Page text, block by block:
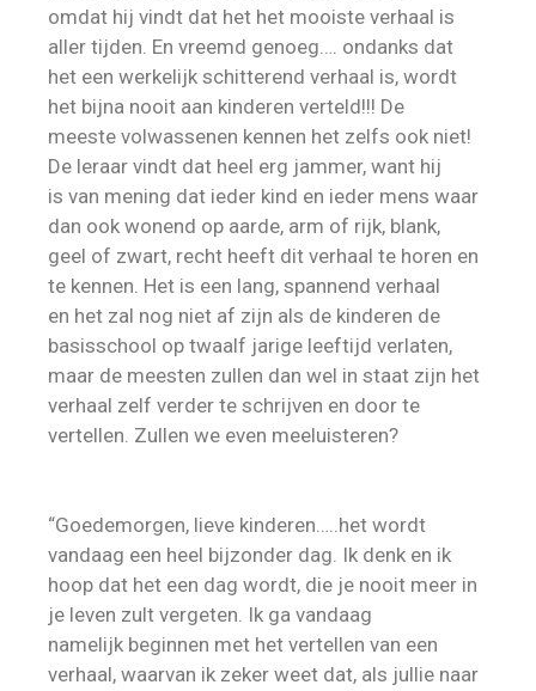
omdat hij vindt dat het het mooiste verhaal is
aller tijden. En vreemd genoeg…. ondanks dat
het een werkelijk schitterend verhaal is, wordt
het bijna nooit aan kinderen verteld!!! De
meeste volwassenen kennen het zelfs ook niet!
De leraar vindt dat heel erg jammer, want hij
is van mening dat ieder kind en ieder mens waar
dan ook wonend op aarde, arm of rijk, blank,
geel of zwart, recht heeft dit verhaal te horen en
te kennen. Het is een lang, spannend verhaal
en het zal nog niet af zijn als de kinderen de
basisschool op twaalf jarige leeftijd verlaten,
maar de meesten zullen dan wel in staat zijn het
verhaal zelf verder te schrijven en door te
vertellen. Zullen we even meeluisteren?
“Goedemorgen, lieve kinderen…..het wordt
vandaag een heel bijzonder dag. Ik denk en ik
hoop dat het een dag wordt, die je nooit meer in
je leven zult vergeten. Ik ga vandaag
namelijk beginnen met het vertellen van een
verhaal, waarvan ik zeker weet dat, als jullie naar